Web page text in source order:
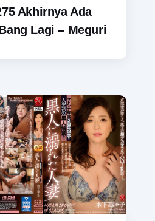
Akhirnya Ada
Lagi – Meguri